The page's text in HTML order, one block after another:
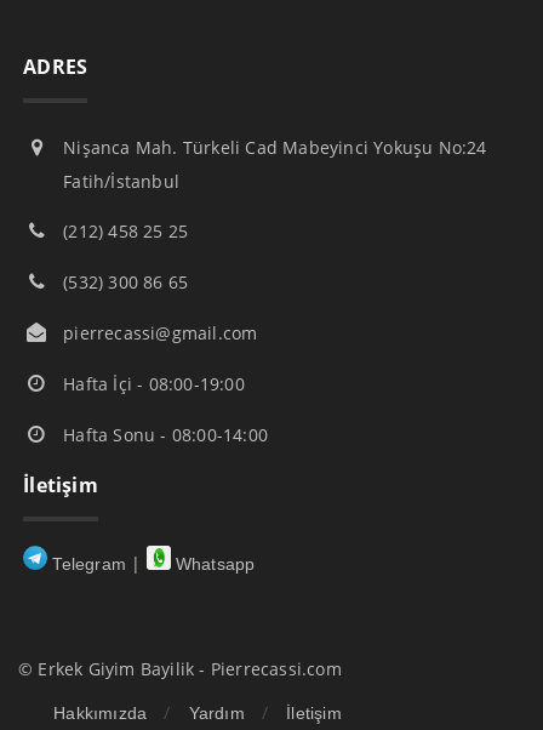
ADRES
Nişanca Mah. Türkeli Cad Mabeyinci Yokuşu No:24
Fatih/İstanbul
(212) 458 25 25
(532) 300 86 65
pierrecassi@gmail.com
Hafta İçi - 08:00-19:00
Hafta Sonu - 08:00-14:00
İletişim
Telegram | Whatsapp
© Erkek Giyim Bayilik - Pierrecassi.com
Hakkımızda Yardım İletişim